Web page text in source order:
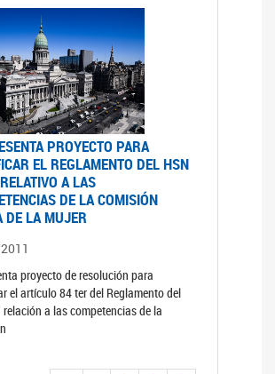
PROYECTO PARA
EL REGLAMENTO DEL HSN
A LAS
DE LA COMISIÓN
DE LA MUJER
proyecto de resolución para
el artículo 84 ter del Reglamento del
relación a las competencias de la